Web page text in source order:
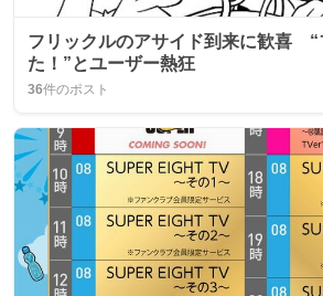
フリックルのアサイド到来に歓喜 “
た！”とユーザー熱狂
36件のポスト